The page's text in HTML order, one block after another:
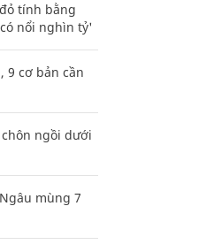
tính bằng
nổi nghìn tỷ'
9 cơ bản cần
ngồi dưới
mùng 7